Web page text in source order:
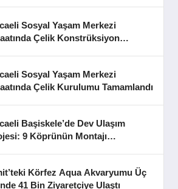
Sosyal Yaşam Merkezi
Çelik Konstrüksiyon
Sosyal Yaşam Merkezi
Çelik Kurulumu Tamamlandı
Başiskele’de Dev Ulaşım
9 Köprünün Montajı
Körfez Aqua Akvaryumu Üç
41 Bin Ziyaretçiye Ulaştı